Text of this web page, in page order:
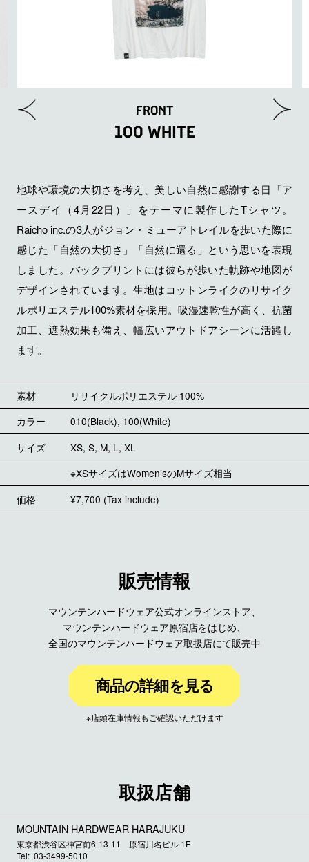
100 WHITE
FRONT
地球や環境の大切さを考え、美しい自然に感謝する日「ア
ースデイ（4月22日）」をテーマに製作したTシャツ。
Raicho inc.の3人がジョン・ミューアトレイルを歩いた際に
感じた「自然の大切さ」「自然に還る」という思いを表現
しました。バックプリントには彼らが歩いた軌跡や地図が
デザインされています。生地はコットンライクのリサイク
ルポリエステル100%素材を採用。吸湿速乾性が高く、抗菌
加工、遮熱効果も備え、幅広いアウトドアシーンに活躍し
ます。
素材
リサイクルポリエステル 100%
カラー
010(Black), 100(White)
サイズ
XS, S, M, L, XL
※XSサイズはWomen’sのMサイズ相当
価格
¥7,700 (Tax include)
販売情報
マウンテンハードウェア公式オンラインストア、
マウンテンハードウェア原宿店をはじめ、
全国のマウンテンハードウェア取扱店にて販売中
商品の詳細を見る
※店頭在庫情報もご確認いただけます
取扱店舗
MOUNTAIN HARDWEAR HARAJUKU
東京都渋谷区神宮前6-13-11 原宿川名ビル 1F
03-3499-5010